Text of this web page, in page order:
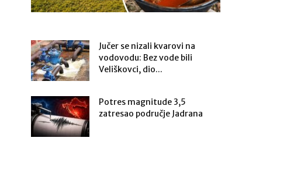
Jučer se nizali kvarovi na
vodovodu: Bez vode bili
Veliškovci, dio...
Potres magnitude 3,5
zatresao područje Jadrana